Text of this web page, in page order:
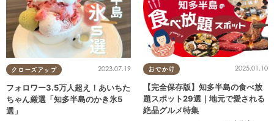
クローズアップ 2023.07.19
フォロワー3.5万人超え！あいちた
ちゃん厳選「知多半島のかき氷5
選」
おでかけ 2025.01.10
【完全保存版】知多半島の食べ放
題スポット29選｜地元で愛される
絶品グルメ特集